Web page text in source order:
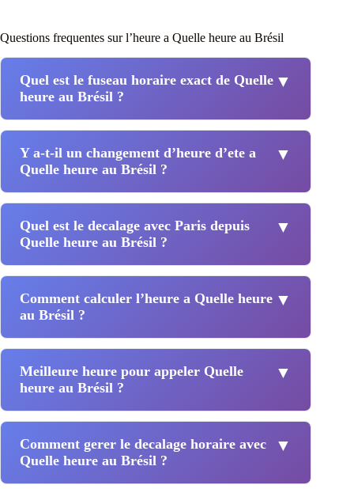
Questions frequentes sur l’heure a Quelle heure au Brésil
Quel est le fuseau horaire exact de Quelle
heure au Brésil ?
▼
Y a-t-il un changement d’heure d’ete a
Quelle heure au Brésil ?
▼
Quel est le decalage avec Paris depuis
Quelle heure au Brésil ?
▼
Comment calculer l’heure a Quelle heure
au Brésil ?
▼
Meilleure heure pour appeler Quelle
heure au Brésil ?
▼
Comment gerer le decalage horaire avec
Quelle heure au Brésil ?
▼